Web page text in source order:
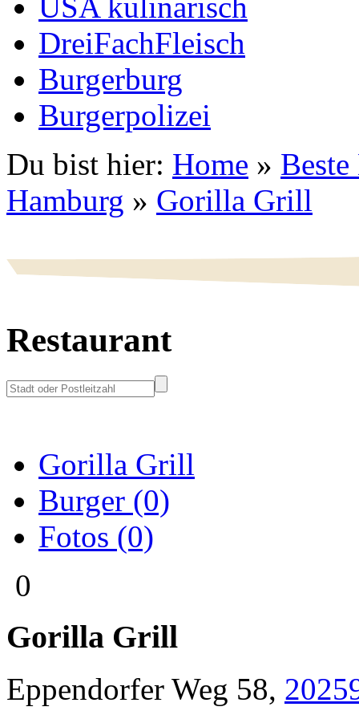
DreiFachFleisch
Burgerburg
Burgerpolizei
Du bist hier: Home »
Hamburg » Gorilla Grill
Restaurant
Gorilla Grill
Burger (0)
Fotos (0)
0
Gorilla Grill
Eppendorfer Weg 58,